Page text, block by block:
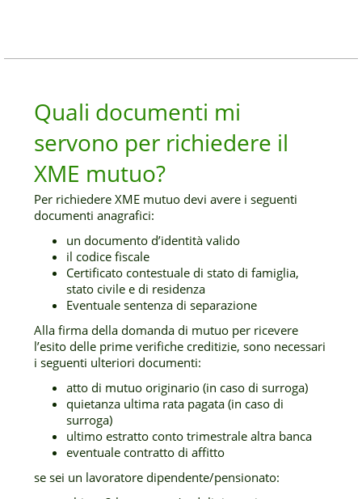
Quali documenti mi
servono per richiedere il
XME mutuo?
Per richiedere XME mutuo devi avere i seguenti
documenti anagrafici:
un documento d’identità valido
il codice fiscale
Certificato contestuale di stato di famiglia,
stato civile e di residenza
Eventuale sentenza di separazione
Alla firma della domanda di mutuo per ricevere
l’esito delle prime verifiche creditizie, sono necessari
i seguenti ulteriori documenti:
atto di mutuo originario (in caso di surroga)
quietanza ultima rata pagata (in caso di
surroga)
ultimo estratto conto trimestrale altra banca
eventuale contratto di affitto
se sei un lavoratore dipendente/pensionato: